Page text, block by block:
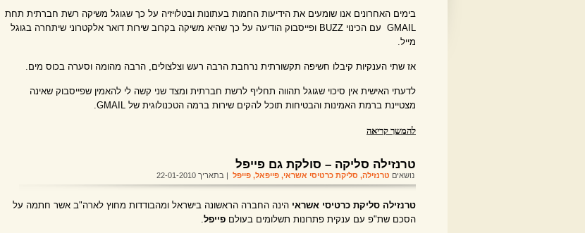
בימים האחרונים אנו שומעים את הידיעות החמות בעתונות ובטלויזיה על כך שגוגל משיקה רשת חברתית תחת
GMAIL עם הכינוי BUZZ ופייסבוק הודיעה על כך שהיא משיקה בקרוב שירות דואר אלקטרוני שיתחרה בגוגל
מייל.
אז שתי הענקיות קיבלו חשיפה תקשורתית נרחבת הרבה רעש וצלצולים, הרבה מהומה וסערה בכוס מים.
לדעתי האישית אין סיכוי שגוגל תהווה תחליף לרשת חברתית ומצד שני קשה לי להאמין שפייסבוק שאינה
מצטיינת ברמת האמינות והבטיחות תוכל להקים שירות ברמה הטכנולוגית של GMAIL.
להמשך קריאה
טרנזילה סליקה – סולקת גם פייפל
נושאים טרנזילה, סליקת כרטיסי אשראי, פייפאל, פייפל | בתאריך 22-01-2010
טרנזילה סליקת כרטיסי אשראי הינה החברה הראשונה בישראל ומהבודדות מחוץ לארה"ב אשר חתמה על
הסכם שת"פ עם ענקית פתרונות תשלומים בעולם פייפל.